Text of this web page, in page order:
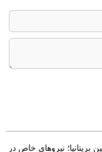
بریتانیا؛ نیروهای خاص در